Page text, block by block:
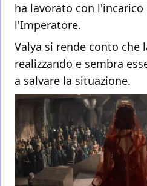
ha lavorato con
l'Imperatore.
Valya si rende conto che
realizzando e sembra
a salvare la situazione.